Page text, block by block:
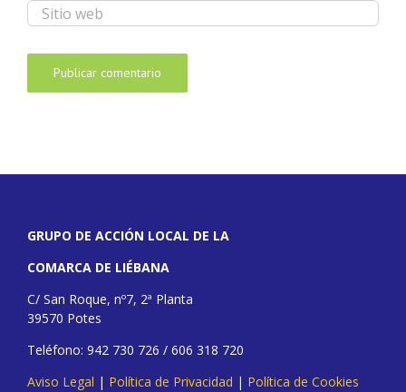
GRUPO DE ACCIÓN LOCAL DE LA
COMARCA DE LIÉBANA
C/ San Roque, nº7, 2ª Planta
39570 Potes
Teléfono: 942 730 726 / 606 318 720
Aviso Legal | Política de Privacidad | Política de Cookies